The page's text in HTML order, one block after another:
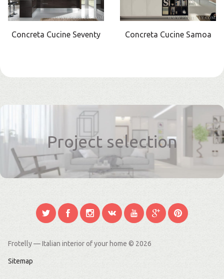
Concreta Cucine Seventy Concreta Cucine Samoa
Project selection
Frotelly — Italian interior of your home © 2026
Sitemap